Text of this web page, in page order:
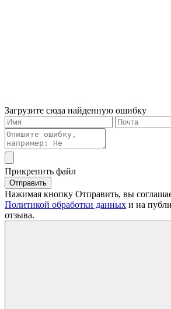
Загрузите сюда найденную ошибку
Прикрепить файл
Отправить
Нажимая кнопку Отправить, вы
Политикой обработки данных и на
отзыва.